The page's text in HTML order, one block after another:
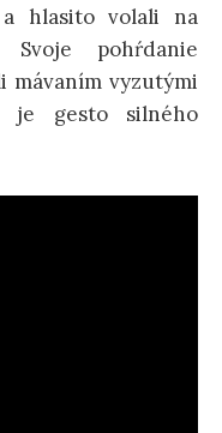
a hlasito volali na
Svoje pohŕdanie
mávaním vyzutými
je gesto silného